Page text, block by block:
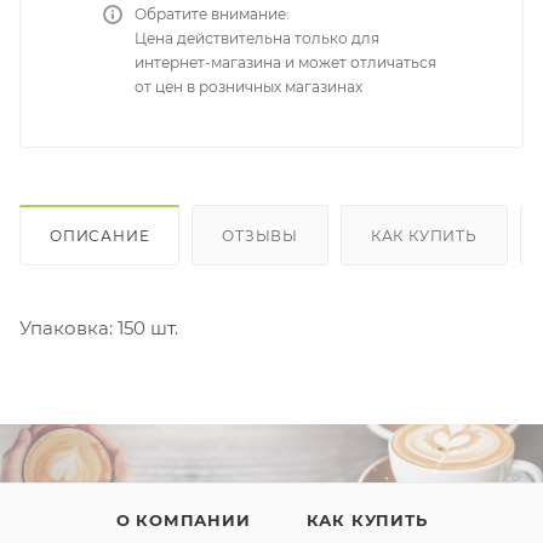
Обратите внимание:
Цена действительна только для
интернет-магазина и может отличаться
от цен в розничных магазинах
ОПИСАНИЕ ОТЗЫВЫ КАК КУПИТЬ
Упаковка: 150 шт.
О КОМПАНИИ КАК КУПИТЬ